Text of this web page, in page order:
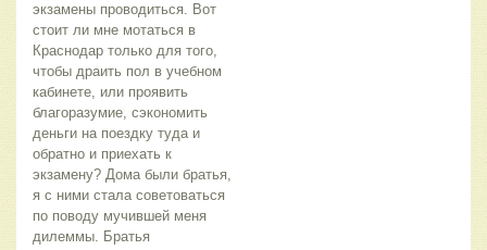
экзамены проводиться. Вот
стоит ли мне мотаться в
Краснодар только для того,
чтобы драить пол в учебном
кабинете, или проявить
благоразумие, сэкономить
деньги на поездку туда и
обратно и приехать к
экзамену? Дома были братья,
я с ними стала советоваться
по поводу мучившей меня
дилеммы. Братья